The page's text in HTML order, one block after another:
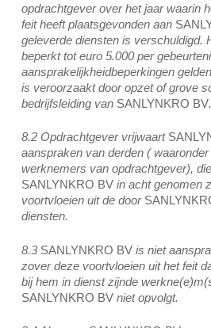
opdrachtgever over het jaar waarin
feit heeft plaatsgevonden aan
geleverde diensten is verschuldigd.
beperkt tot euro 5.000 per
aansprakelijkheidbeperkingen
is veroorzaakt door opzet of grove
bedrijfsleiding van SANLYNKRO BV.
8.2 Opdrachtgever vrijwaart
aanspraken van derden (
werknemers van opdrachtgever),
SANLYNKRO BVin acht genomen
voortvloeien uit de door
diensten.
8.3 SANLYNKRO BVis niet
zover deze voortvloeien uit het feit
bij hem in dienst zijnde
SANLYNKRO BVniet opvolgt.